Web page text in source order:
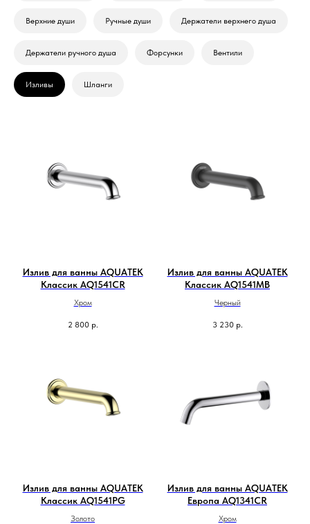
Верхние души Ручные души Держатели верхнего душа
Держатели ручного душа Форсунки Вентили
Изливы Шланги
Излив для ванны AQUATEK
Классик AQ1541CR
Хром
2 800 р.
Излив для ванны AQUATEK
Классик AQ1541MB
Черный
3 230 р.
Излив для ванны AQUATEK
Классик AQ1541PG
Золото
Излив для ванны AQUATEK
Европа AQ1341CR
Хром